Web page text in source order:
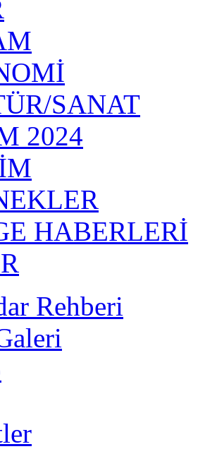
SANAT
2024
HABERLERİ
Rehberi